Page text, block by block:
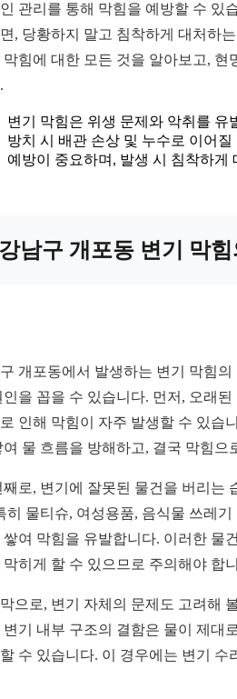
관리를 통해 막힘을 예방할 수 있
, 당황하지 말고 침착하게 대처하
막힘에 대한 모든 것을 알아보고, 현
변기 막힘은 위생 문제와 악취를 유
방치 시 배관 손상 및 누수로 이어질
예방이 중요하며, 발생 시 침착하게
남구 개포동 변기 막
개포동에서 발생하는 변기 막힘
인을 꼽을 수 있습니다. 먼저, 오래
인해 막힘이 자주 발생할 수 있습
여 물 흐름을 방해하고, 결국 막힘으
째로, 변기에 잘못된 물건을 버리는
히 물티슈, 여성용품, 음식물 쓰레
쌓여 막힘을 유발합니다. 이러한 물
막히게 할 수 있으므로 주의해야 합
으로, 변기 자체의 문제도 고려해
변기 내부 구조의 결함은 물이 제대
수 있습니다. 이 경우에는 변기 수